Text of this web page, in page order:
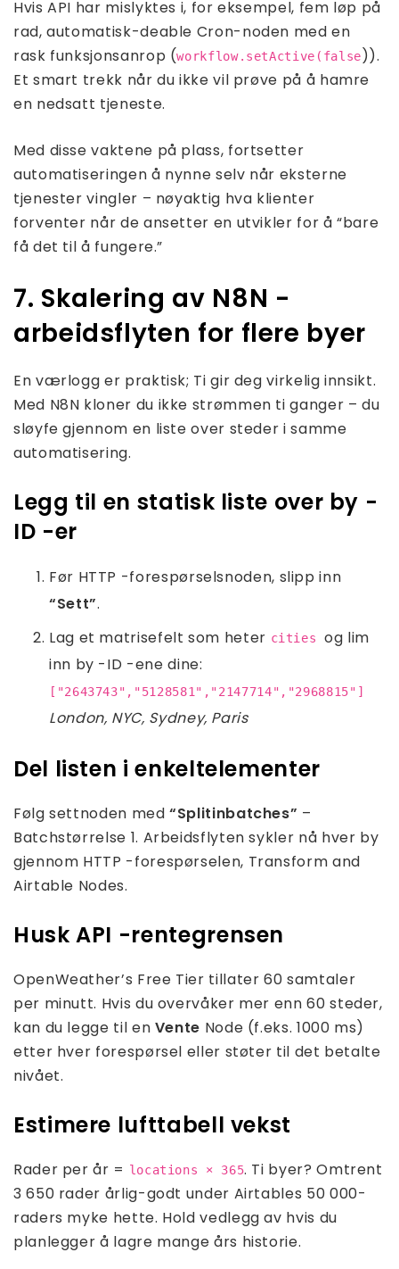
Hvis API har mislyktes i, for eksempel, fem løp på
rad, automatisk-deable Cron-noden med en
rask funksjonsanrop (workflow.setActive(false)).
Et smart trekk når du ikke vil prøve på å hamre
en nedsatt tjeneste.
Med disse vaktene på plass, fortsetter
automatiseringen å nynne selv når eksterne
tjenester vingler – nøyaktig hva klienter
forventer når de ansetter en utvikler for å “bare
få det til å fungere.”
7. Skalering av N8N -
arbeidsflyten for flere byer
En værlogg er praktisk; Ti gir deg virkelig innsikt.
Med N8N kloner du ikke strømmen ti ganger – du
sløyfe gjennom en liste over steder i samme
automatisering.
Legg til en statisk liste over by -
ID -er
Før HTTP -forespørselsnoden, slipp inn
“Sett”.
Lag et matrisefelt som heter citiesog lim
inn by -ID -ene dine:
["2643743","5128581","2147714","2968815"]
London, NYC, Sydney, Paris
Del listen i enkeltelementer
Følg settnoden med“Splitinbatches” –
Batchstørrelse 1. Arbeidsflyten sykler nå hver by
gjennom HTTP -forespørselen, Transform and
Airtable Nodes.
Husk API -rentegrensen
OpenWeather’s Free Tier tillater 60 samtaler
per minutt. Hvis du overvåker mer enn 60 steder,
kan du legge til en Vente Node (f.eks. 1000 ms)
etter hver forespørsel eller støter til det betalte
nivået.
Estimere lufttabell vekst
Rader per år = locations × 365. Ti byer? Omtrent
3 650 rader årlig-godt under Airtables 50 000-
raders myke hette. Hold vedlegg av hvis du
planlegger å lagre mange års historie.